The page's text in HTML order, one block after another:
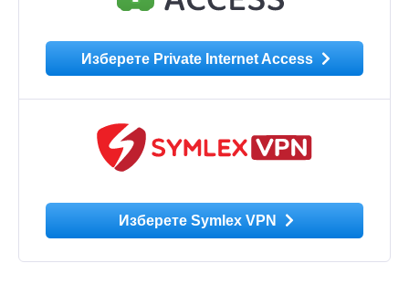
Изберете Private Internet Access
Изберете Symlex VPN